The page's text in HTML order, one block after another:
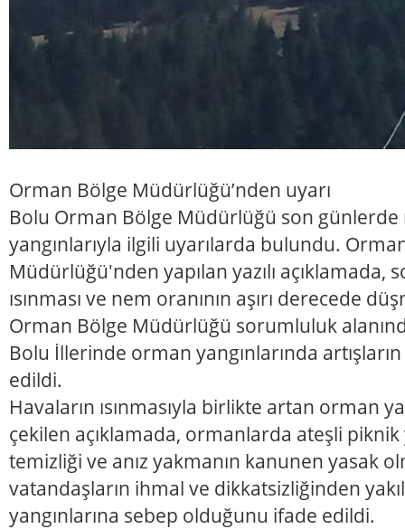
Orman Bölge Müdürlüğü’nden uyarı
Bolu Orman Bölge Müdürlüğü son
yangınlarıyla ilgili uyarılarda bulundu.
Müdürlüğü'nden yapılan yazılı açıklamada,
ısınması ve nem oranının aşırı derecede
Orman Bölge Müdürlüğü sorumluluk
Bolu İllerinde orman yangınlarında
edildi.
Havaların ısınmasıyla birlikte artan orman
çekilen açıklamada, ormanlarda ateşli piknik
temizliği ve anız yakmanın kanunen yasak
vatandaşların ihmal ve dikkatsizliğinden
yangınlarına sebep olduğunu ifade edildi.